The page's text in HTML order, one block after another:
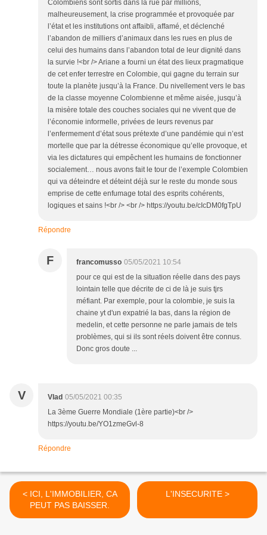
Colombiens sont sortis dans la rue par millions,
malheureusement, la crise programmée et provoquée par
l’état et les institutions ont affaibli, affamé, et déclenché
l’abandon de milliers d’animaux dans les rues en plus de
celui des humains dans l’abandon total de leur dignité dans
la survie !<br /> Ariane a fourni un état des lieux pragmatique
de cet enfer terrestre en Colombie, qui gagne du terrain sur
toute la planète jusqu’à la France. Du nivellement vers le bas
de la classe moyenne Colombienne et même aisée, jusqu’à
la misère totale des couches sociales qui ne vivent que de
l’économie informelle, privées de leurs revenus par
l’enfermement d’état sous prétexte d’une pandémie qui n’est
mortelle que par la détresse économique qu’elle provoque, et
via les dictatures qui empêchent les humains de fonctionner
socialement… nous avons fait le tour de l’exemple Colombien
qui va déteindre et déteint déjà sur le reste du monde sous
emprise de cette enfumage total des esprits cohérents,
logiques et sains !<br /> <br /> https://youtu.be/cIcDM0fgTpU
Répondre
F francomusso 05/05/2021 10:54
pour ce qui est de la situation réelle dans des pays
lointain telle que décrite de ci de là je suis tjrs
méfiant. Par exemple, pour la colombie, je suis la
chaine yt d'un expatrié la bas, dans la région de
medelin, et cette personne ne parle jamais de tels
problèmes, qui si ils sont réels doivent être connus.
Donc gros doute ...
V Vlad 05/05/2021 00:35
La 3ème Guerre Mondiale (1ère partie)<br />
https://youtu.be/YO1zmeGvl-8
Répondre
< ICI, L'IMMOBILIER, CA
PEUT PAS BAISSER.
L'INSECURITE >